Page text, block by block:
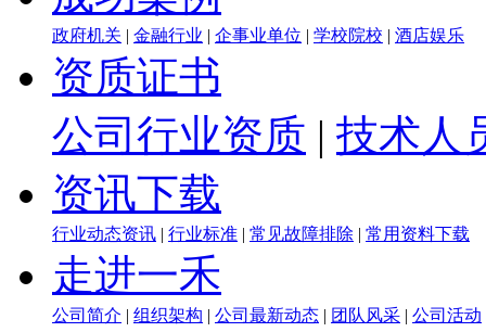
政府机关 | 金融行业 | 企事业单位 | 学校院校 | 酒店娱乐
资质证书
公司行业资质 | 技术人
资讯下载
行业动态资讯 | 行业标准 | 常见故障排除 | 常用资料下载
走进一禾
公司简介 | 组织架构 | 公司最新动态 | 团队风采 | 公司活动